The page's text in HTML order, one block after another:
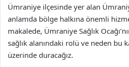
Ümraniye ilçesinde yer alan
anlamda bölge halkına önemli
makalede, Ümraniye Sağlık
sağlık alanındaki rolü ve neden bu
üzerinde duracağız.